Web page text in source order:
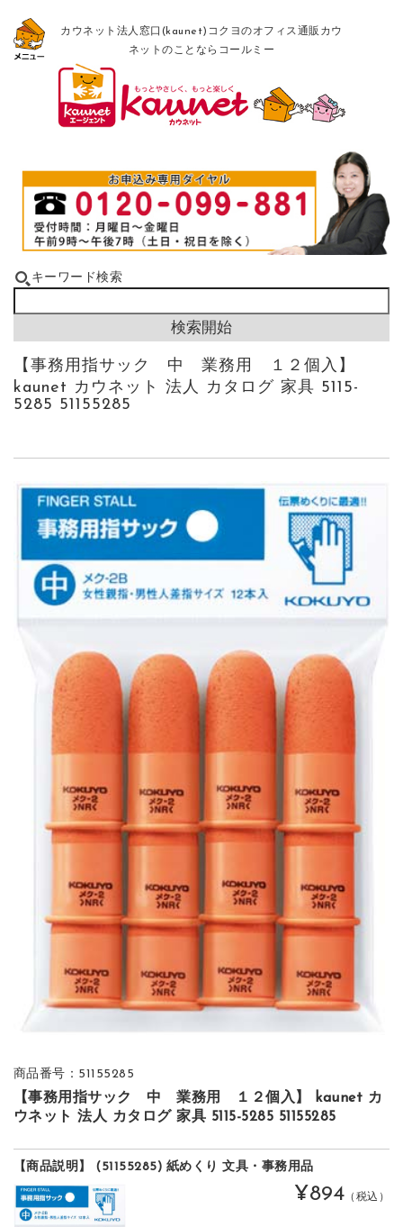
カウネット法人窓口(kaunet)コクヨのオフィス通販カウ
ネットのことならコールミー
キーワード検索
【事務用指サック 中 業務用 １２個入】
kaunet カウネット 法人 カタログ 家具 5115-
5285 51155285
商品番号：51155285
【事務用指サック 中 業務用 １２個入】 kaunet カ
ウネット 法人 カタログ 家具 5115-5285 51155285
【商品説明】 (51155285) 紙めくり 文具・事務用品
¥894 （税込）